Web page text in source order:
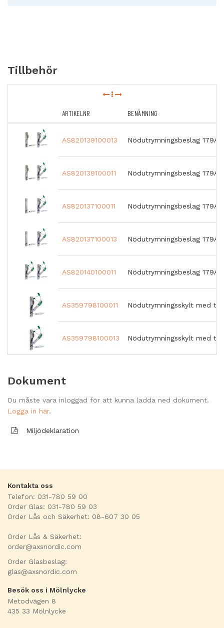
Tryckesroddare drar in tryckesfall
Ej vändbart.
Tillbehör
ARTIKELNR BENÄMNING
AS820139100013 Nödutrymningsbeslag 179A
AS820139100011 Nödutrymningsbeslag 179A
AS820137100011 Nödutrymningsbeslag 179A
AS820137100013 Nödutrymningsbeslag
AS820140100011 Nödutrymningsbeslag
AS359798100011 Nödutrymningsskylt med
AS359798100013 Nödutrymningsskylt med
Dokument
Du måste vara inloggad för att kunna ladda ned dokument.
Logga in här.
Miljödeklaration
Kontakta oss
Telefon: 031-780 59 00
Order Glas: 031-780 59 03
Order Lås och Säkerhet: 08-607 30 05
Order Lås & Säkerhet:
order@axsnordic.com
Order Glasbeslag:
glas@axsnordic.com
Besök oss i Mölnlycke
Metodvägen 8
435 33 Mölnlycke